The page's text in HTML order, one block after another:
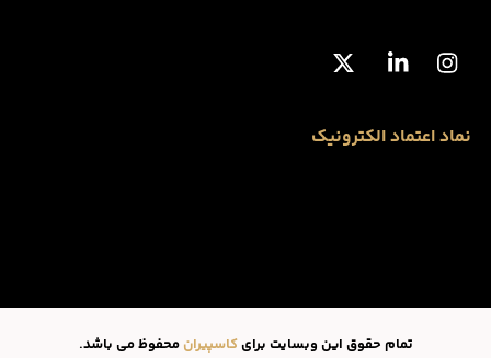
نماد اعتماد الکترونیک
تمام حقوق این وبسایت برایکاسپیران محفوظ می باشد.